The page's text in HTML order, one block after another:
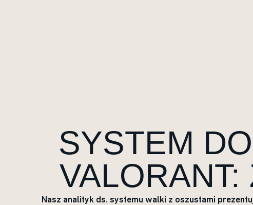
SYSTEM
Nasz analityk ds. systemu walki z oszustami